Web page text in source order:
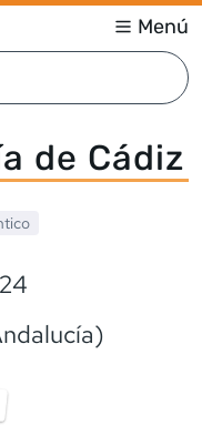
Menú
de Cádiz